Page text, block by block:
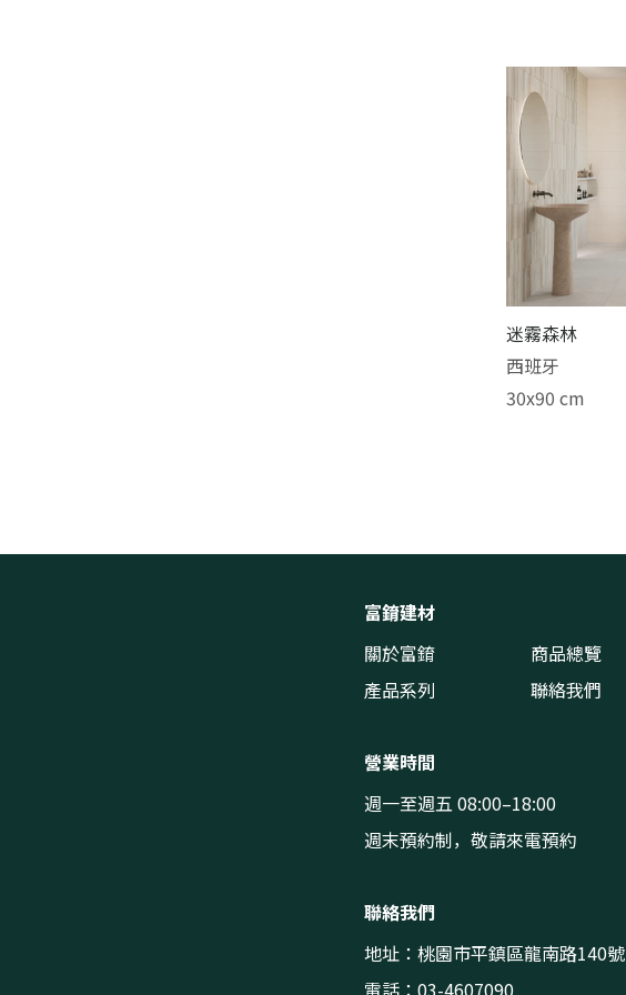
迷霧森林
西班牙
30x90 cm
富錥建材
關於富錥
商品總覽
產品系列
聯絡我們
營業時間
週一至週五 08:00–18:00
週末預約制，敬請來電預約
聯絡我們
地址：桃園市平鎮區龍南路140號